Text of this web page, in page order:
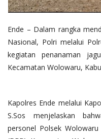
Ende – Dalam rangka
Nasional, Polri melalui
kegiatan penanaman
Kecamatan Wolowaru,
Kapolres Ende melalui
S.Sos menjelaskan
personel Polsek